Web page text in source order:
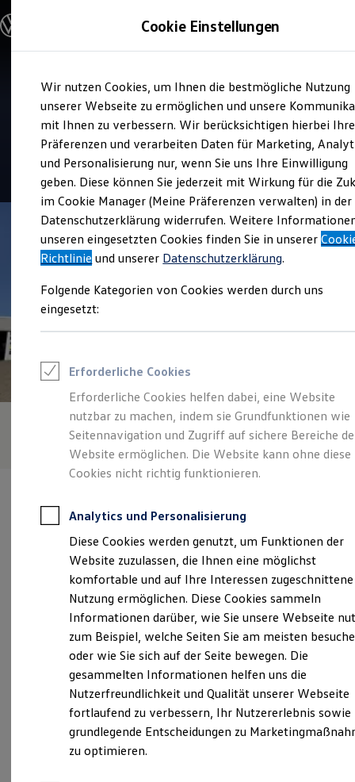
Hauptinhalt
springen
Footer
springen
Modelle & Konfigurator
Nutzfahrzeugkategorien entdecken
Modelle konfigurieren
Vorgängermodelle und Oldtimer
Vorgängermodelle
Oldtimer
Bulli Historie
Branchenlösungen & Gewerbekunden
Umbaulösungen und Hersteller finden
Auf- und Umbauten entdecken & konfigurieren
Groß- und Sonderkunden
Großkunden
Kommunen & Behörden
Journalisten
Sportvereine
Branchenlösungen
Gewerbliche Personenbeförderung
Service & mobile Werkstätten
Kühlfahrzeuge
ONE Business ID Vorteile
Fahrzeugsuche & Marktplatz
Fahrzeugsuche
Fahrzeuge online kaufen
Digitaler Marktplatz
Kauf & Finanzierung
Online-Fahrzeugbewertung
Aktionen & Angebote
Für Gewerbekunden
Profi Paket
TopDeal
Gebrauchtwagen
ProfiPartner für Gebrauchtwagen
Zertifizierte Gebrauchtwagen
Finanzierung
Für Privatkunden
Für Gewerbekunden
Leasing
Für Privatkunden
Für Gewerbekunden
Versicherungen & Garantien
Garantien
Kfz-Versicherung für Nutzfahrzeuge
Restschuldversicherung
Wartungsverträge
Besitzer & Service
Service
Autohaus Tschirner u. Fuchs
GmbH + Co. KG
4.9|72 Bewertungen
Verantwortlich für die Inhalte auf dieser Seite ist die Autohaus
Tschirner u. Fuchs GmbH + Co. KG ( Impressum & Rechtliches)
Neckartalstraße 37, 71642 Ludwigsburg
info@tschirnerundfuchs.de
Montag-Freitag 07:00 -18:00 Uhr
Cookie Einstellungen
Wir nutzen Cookies, um Ihnen die bestmögliche Nutzung
unserer Webseite zu ermöglichen und unsere
mit Ihnen zu verbessern. Wir berücksichtigen hierbei Ihre
Präferenzen und verarbeiten Daten für Marketing,
und Personalisierung nur, wenn Sie uns Ihre Einwilligung
geben. Diese können Sie jederzeit mit Wirkung für die
im Cookie Manager (Meine Präferenzen verwalten) in der
Datenschutzerklärung widerrufen. Weitere
unseren eingesetzten Cookies finden Sie in unserer
Richtlinie und unserer Datenschutzerklärung.
Folgende Kategorien von Cookies werden durch uns
eingesetzt:
Erforderliche Cookies
Erforderliche Cookies helfen dabei, eine Website
nutzbar zu machen, indem sie Grundfunktionen wie
Seitennavigation und Zugriff auf sichere Bereiche
Website ermöglichen. Die Website kann ohne diese
Cookies nicht richtig funktionieren.
Analytics und Personalisierung
Diese Cookies werden genutzt, um Funktionen der
Website zuzulassen, die Ihnen eine möglichst
komfortable und auf Ihre Interessen zugeschnittene
Nutzung ermöglichen. Diese Cookies sammeln
Informationen darüber, wie Sie unsere Webseite
zum Beispiel, welche Seiten Sie am meisten
oder wie Sie sich auf der Seite bewegen. Die
gesammelten Informationen helfen uns die
Nutzerfreundlichkeit und Qualität unserer Webseite
fortlaufend zu verbessern, Ihr Nutzererlebnis sowie
grundlegende Entscheidungen zu
zu optimieren.